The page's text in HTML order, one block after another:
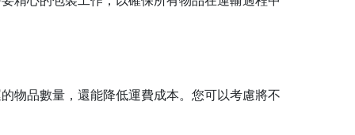
物品數量，還能降低運費成本。您可以考慮將不